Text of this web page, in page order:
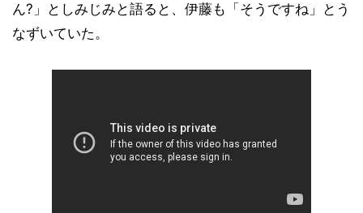
ん?」としみじみと語ると、伊藤も「そうですね」とう
なずいていた。